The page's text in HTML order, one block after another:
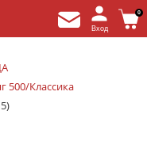
Вход
0
500/Классика